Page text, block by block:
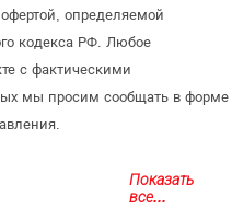
определяемой
кодекса РФ. Любое
с фактическими
мы просим сообщать в форме
Показать
все...